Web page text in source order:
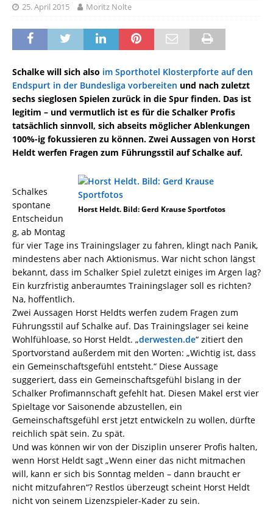
25. April 2015 Moritz Nolte
Schalke will sich also im Sporthotel Klosterpforte auf den
Endspurt in der Bundesliga vorbereiten und nach zuletzt
sechs sieglosen Spielen zurück in die Spur finden. Das ist
legitim – und vermutlich ist es für die Schalker Profis
tatsächlich sinnvoll, sich abseits möglicher Ablenkungen
100%-ig fokussieren zu können. Zwei Aussagen von Horst
Heldt werfen Fragen zum Führungsstil auf Schalke auf.
Horst Heldt. Bild: Gerd Krause Sportfotos
Schalkes
spontane
Entscheidun
g, ab Montag
für vier Tage ins Trainingslager zu fahren, klingt nach Panik,
mindestens aber nach Aktionismus. War nicht schon längst
bekannt, dass im Schalker Spiel zuletzt einiges im Argen lag?
Ein kurzfristig anberaumtes Trainingslager soll es richten?
Na, hoffentlich.
Zwei Aussagen Horst Heldts werfen zudem Fragen zum
Führungsstil auf Schalke auf. Das Trainingslager sei keine
Wohlfühloase, so Horst Heldt. „derwesten.de“ zitiert den
Sportvorstand außerdem mit den Worten: „Wichtig ist, dass
ein Gemeinschaftsgefühl entsteht.“ Diese Aussage
suggeriert, dass ein Gemeinschaftsgefühl bislang in der
Schalker Profimannschaft gefehlt hat. Diesen Makel erst vier
Spieltage vor Saisonende abzustellen, ein
Gemeinschaftsgefühl erst jetzt entwickeln zu wollen, dürfte
reichlich spät sein. Zu spät.
Und was können wir von der Disziplin unserer Profis halten,
wenn Horst Heldt sagt „Wenn einer das nicht mitmachen
will, kann er sich bis Sonntag melden – dann braucht er
nicht mitzufahren“? Restlos überzeugt scheint Horst Heldt
nicht von seinem Lizenzspieler-Kader zu sein.